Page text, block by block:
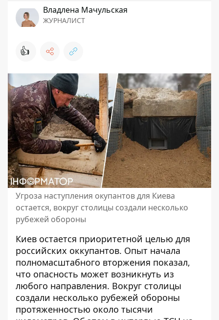
Владлена Мачульская
ЖУРНАЛИСТ
👍
Угроза наступления окупантов для Киева
остается, вокруг столицы создали несколько
рубежей обороны
Киев остается приоритетной целью для
российских оккупантов. Опыт начала
полномасштабного вторжения показал,
что опасность может возникнуть из
любого направления. Вокруг столицы
создали несколько рубежей обороны
протяженностью около тысячи